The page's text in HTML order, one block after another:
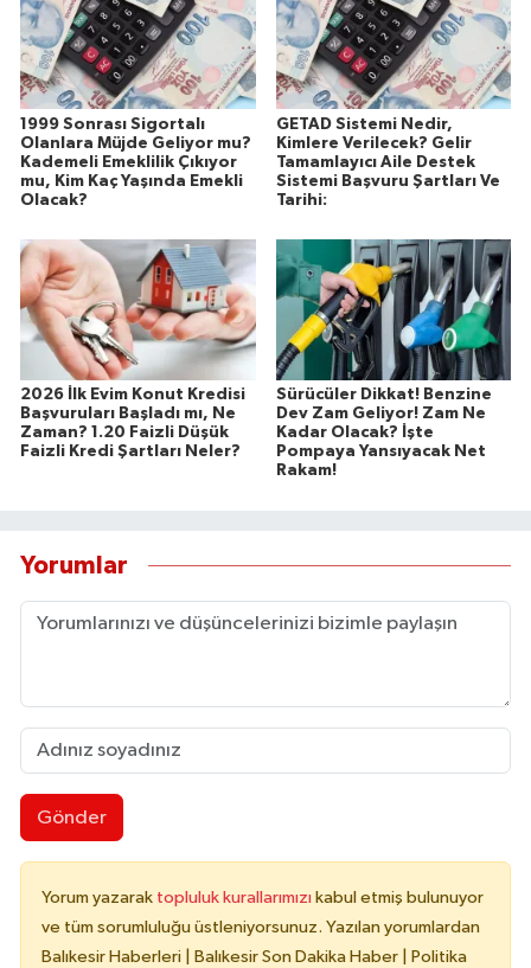
1999 Sonrası Sigortalı
Olanlara Müjde Geliyor mu?
Kademeli Emeklilik Çıkıyor
mu, Kim Kaç Yaşında Emekli
Olacak?
GETAD Sistemi Nedir,
Kimlere Verilecek? Gelir
Tamamlayıcı Aile Destek
Sistemi Başvuru Şartları Ve
Tarihi:
2026 İlk Evim Konut Kredisi
Başvuruları Başladı mı, Ne
Zaman? 1.20 Faizli Düşük
Faizli Kredi Şartları Neler?
Sürücüler Dikkat! Benzine
Dev Zam Geliyor! Zam Ne
Kadar Olacak? İşte
Pompaya Yansıyacak Net
Rakam!
Yorumlar
Gönder
Yorum yazarak topluluk kurallarımızı kabul etmiş bulunuyor
ve tüm sorumluluğu üstleniyorsunuz. Yazılan yorumlardan
Balıkesir Haberleri | Balıkesir Son Dakika Haber | Politika